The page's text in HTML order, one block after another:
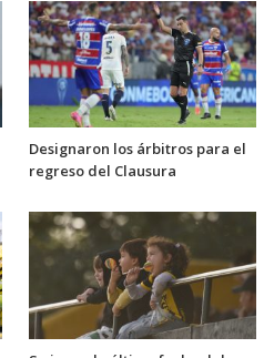
Designaron los árbitros para el
regreso del Clausura